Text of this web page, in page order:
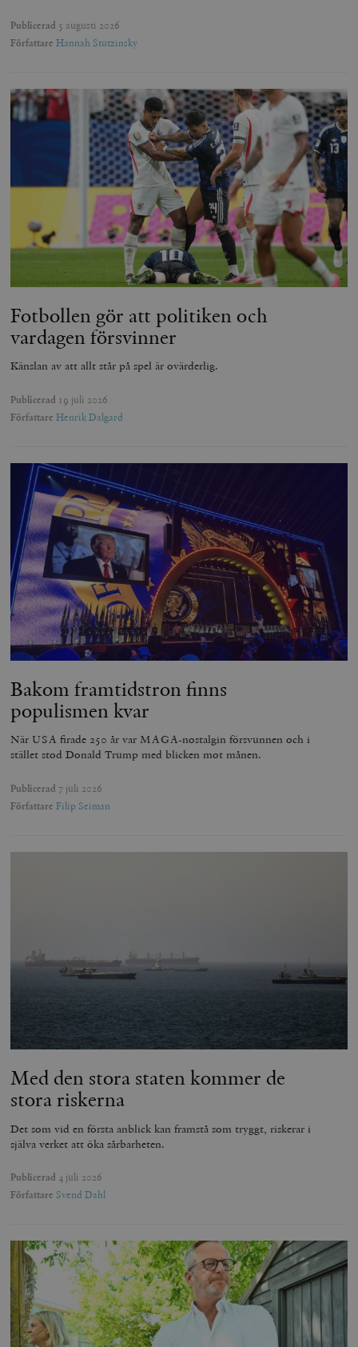
Publicerad 5 augusti 2026
Författare Hannah Stutzinsky
Fotbollen gör att politiken och
vardagen försvinner
Känslan av att allt står på spel är ovärderlig.
Publicerad 19 juli 2026
Författare Henrik Dalgard
Bakom framtidstron finns
populismen kvar
När USA firade 250 år var MAGA-nostalgin försvunnen och i
stället stod Donald Trump med blicken mot månen.
Publicerad 7 juli 2026
Författare Filip Seiman
Med den stora staten kommer de
stora riskerna
Det som vid en första anblick kan framstå som tryggt, riskerar i
själva verket att öka sårbarheten.
Publicerad 4 juli 2026
Författare Svend Dahl